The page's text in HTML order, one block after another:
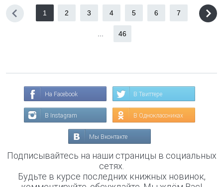
1 2 3 4 5 6 7
46
На Facebook В Твиттере
В Instagram В Одноклассниках
Мы Вконтакте
Подписывайтесь на наши страницы в социальных
сетях.
Будьте в курсе последних книжных новинок,